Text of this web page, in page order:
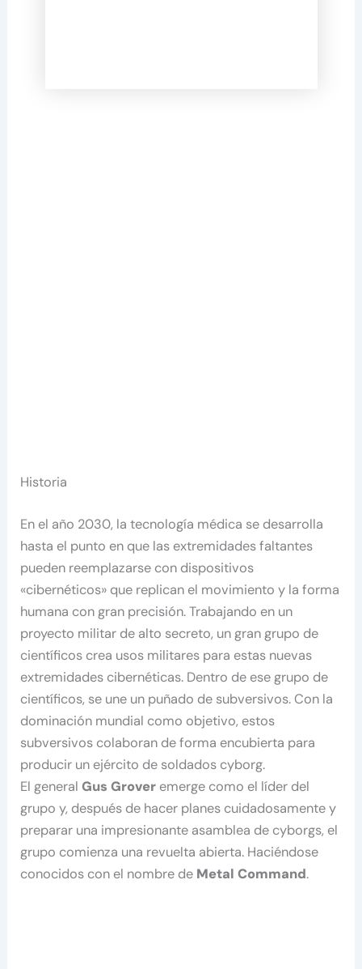
Historia
En el año 2030, la tecnología médica se desarrolla
hasta el punto en que las extremidades faltantes
pueden reemplazarse con dispositivos
«cibernéticos» que replican el movimiento y la forma
humana con gran precisión. Trabajando en un
proyecto militar de alto secreto, un gran grupo de
científicos crea usos militares para estas nuevas
extremidades cibernéticas. Dentro de ese grupo de
científicos, se une un puñado de subversivos. Con la
dominación mundial como objetivo, estos
subversivos colaboran de forma encubierta para
producir un ejército de soldados cyborg.
El generalGus Grover emerge como el líder del
grupo y, después de hacer planes cuidadosamente y
preparar una impresionante asamblea de cyborgs, el
grupo comienza una revuelta abierta. Haciéndose
conocidos con el nombre de Metal Command.